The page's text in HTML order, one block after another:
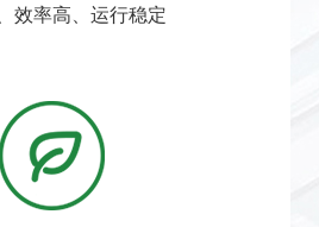
效率高、运行稳定